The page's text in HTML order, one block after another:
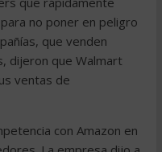
no poner en peligro
que venden
dijeron que Walmart
ventas de
con Amazon en